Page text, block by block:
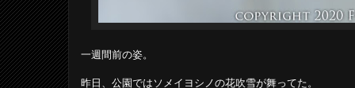
一週間前の姿。
昨日、公園ではソメイヨシノの花吹雪が舞ってた。